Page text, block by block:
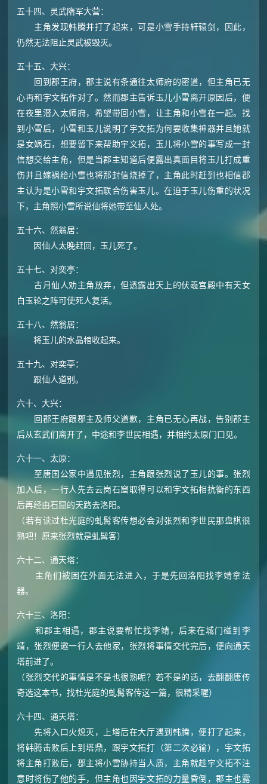
五十四、灵武隋军大营：
主角发现韩腾并打了起来，可是小雪手持轩辕剑，因此，
仍然无法阻止灵武被毁灭。
五十五、大兴：
回到郡王府，郡主说有条通往太师府的密道，但主角已无
心再和宇文拓作对了。然而郡主告诉玉儿小雪离开原因后，便
在夜里潜入太师府，希望带回小雪，让主角和小雪在一起。找
到小雪后，小雪和玉儿说明了宇文拓为何要收集神器并且她就
是女娲石，想要留下来帮助宇文拓，玉儿将小雪的事写成一封
信想交给主角，但是当郡主知道后便露出真面目将玉儿打成重
伤并且嫁祸给小雪也将那封信烧掉了，主角此时赶到也相信郡
主认为是小雪和宇文拓联合伤害玉儿。在迫于玉儿伤重的状况
下，主角照小雪所说仙将她带至仙人处。
五十六、然翁居：
因仙人太晚赶回，玉儿死了。
五十七、对奕亭：
古月仙人劝主角放弃，但透露出天上的伏羲宫殿中有天女
白玉轮之阵可使死人复活。
五十八、然翁居：
将玉儿的水晶棺收起来。
五十九、对奕亭：
跟仙人道别。
六十、大兴：
回郡王府跟郡主及师父道歉，主角已无心再战，告别郡主
后从玄武们离开了，中途和李世民相遇，并相约太原门口见。
六十一、太原：
至唐国公家中遇见张烈，主角跟张烈说了玉儿的事。张烈
加入后，一行人先去云岗石窟取得可以和宇文拓相抗衡的东西
后再经由石窟的天路去洛阳。
（若有读过杜光庭的虬髯客传想必会对张烈和李世民那盘棋很
熟吧！原来张烈就是虬髯客）
六十二、通天塔：
主角们被困在外面无法进入，于是先回洛阳找李靖拿法
器。
六十三、洛阳：
和郡主相遇，郡主说要帮忙找李靖，后来在城门碰到李
靖，张烈便邀一行人去他家，张烈将事情交代完后，便向通天
塔前进了。
（张烈交代的事情是不是也很熟呢？若不是的话，去翻翻唐传
奇选这本书，找杜光庭的虬髯客传这一篇，很精采喔）
六十四、通天塔：
先将入口火熄灭，上塔后在大厅遇到韩腾，便打了起来，
将韩腾击败后上到塔鼎，跟宇文拓打（第二次必输），宇文拓
将主角打败后，郡主将小雪胁持当人质，主角就趁宇文拓不注
意时将伤了他的手，但主角也因宇文拓的力量昏倒，郡主也露